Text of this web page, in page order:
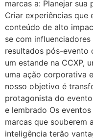
marcas a: Planejar
Criar experiências que
conteúdo de alto
se com
resultados pós-evento
um estande na CCXP,
uma ação corporativa
nosso objetivo é
protagonista do
e lembrado Os
marcas que souberem
inteligência terão